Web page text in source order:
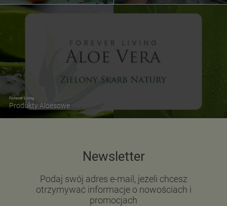
Forever Living
Produkty Aloesowe
Newsletter
Podaj swój adres e-mail, jeżeli chcesz
otrzymywać informacje o nowościach i
promocjach